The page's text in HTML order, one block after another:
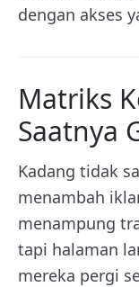
dengan akses
Matriks
Saatnya
Kadang tidak
menambah
menampung
tapi halaman
mereka pergi